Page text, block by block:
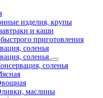
изделия, крупы
и каши
приготовления
соленья
соленья
соленья
маслины